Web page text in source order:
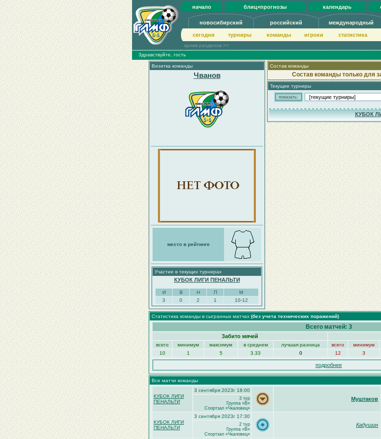
начало блиц×прогнозы календарь
новосибирский российский международный
сегодня турниры команды игроки статистика
архив разделов >>
Здравствуйте, гость
Визитка команды
Чванов
место в рейтинге
Участие в текущих турнирах
КУБОК ЛИГИ ПЕНАЛЬТИ
И В Н П
М
3
0 2 1 10-12
Состав команды
Состав команды только для
Текущие турниры
КУБОК
Статистика команды в сыгранных матчах (без учета технических поражений)
Всего матчей: 3
Забито мячей
всего минимум максимум в среднем лучшая разница всего минимум
10
1 5 3.33 0 12 3
подробнее
Все матчи команды
КУБОК ЛИГИ
ПЕНАЛЬТИ
3 сентября 2023г 18:00
Муштаков
3 тур
Группа «B»
Спортзал «Чкаловец»
КУБОК ЛИГИ
ПЕНАЛЬТИ
3 сентября 2023г 17:30
Кадушин
2 тур
Группа «B»
Спортзал «Чкаловец»